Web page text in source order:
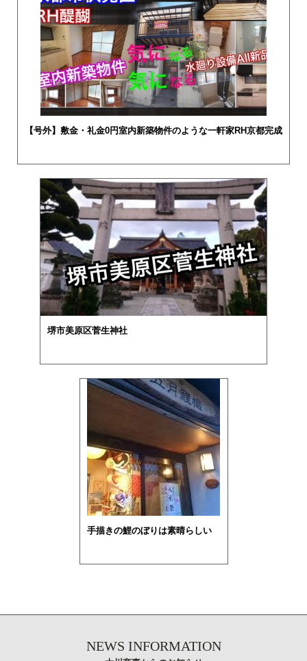
【号外】敷金・礼金0円室内新築物件のような一軒家RH京都完成
堺市美原区菅生神社
手描きの鯉のぼりは素晴らしい
NEWS INFORMATION